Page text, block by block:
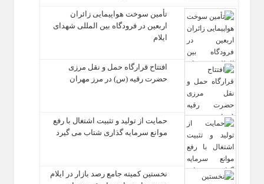
تأمین سوخت هواپیمایی زائران
اربعین در فرودگاه بین المللی شهدای
ایلام
افتتاح قرارگاه حمل‌ و نقل مرزی
حضرت رقیه (س) در مرز مهران
حمایت از تولید و تثبیت اشتغال با رفع
موانع سرمایه‌ گذاری شتاب می‌ گیرد
نخستین کمیته جامع رصد بازار در ایلام